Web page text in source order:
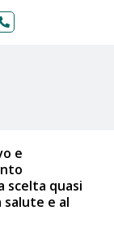
e
scelta quasi
salute e al